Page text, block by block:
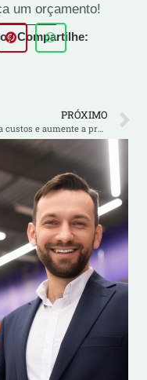
um orçamento!
Compartilhe:
PRÓXIMO
Reduza custos e aumente a produtividade com energia solar na avicultura